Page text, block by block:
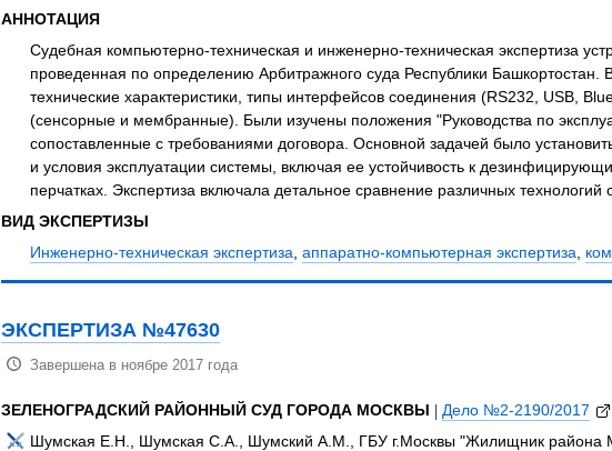
АННОТАЦИЯ
Судебная компьютерно-техническая и инженерно-техническая экспертиза
проведенная по определению Арбитражного суда Республики Башкортостан.
технические характеристики, типы интерфейсов соединения (RS232, USB,
(сенсорные и мембранные). Были изучены положения "Руководства по
сопоставленные с требованиями договора. Основной задачей было
и условия эксплуатации системы, включая ее устойчивость к
перчатках. Экспертиза включала детальное сравнение различных
ВИД ЭКСПЕРТИЗЫ
Инженерно-техническая экспертиза, аппаратно-компьютерная экспертиза,
ЭКСПЕРТИЗА №47630
Завершена в ноябре 2017 года
ЗЕЛЕНОГРАДСКИЙ РАЙОННЫЙ СУД ГОРОДА МОСКВЫ | Дело №2-2190/2017
Шумская Е.Н., Шумская С.А., Шумский А.М., ГБУ г.Москвы "Жилищник района